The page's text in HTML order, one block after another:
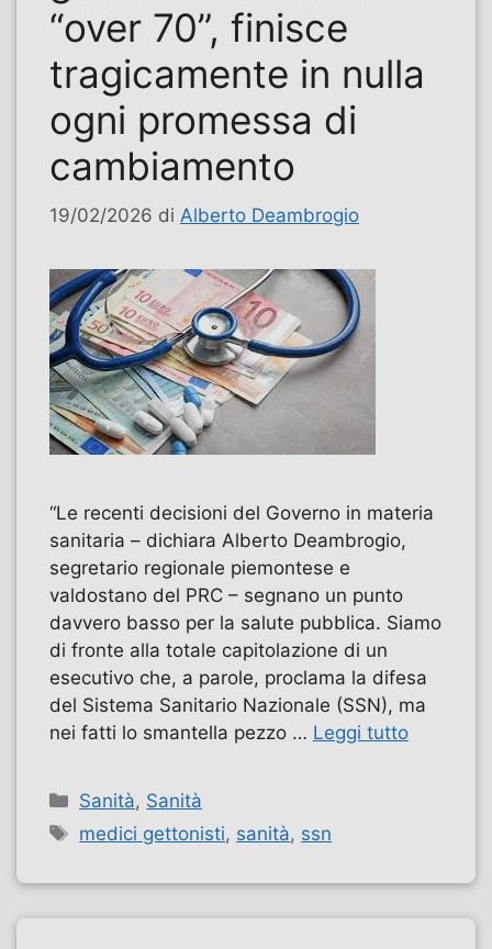
“over 70”, finisce
tragicamente in nulla
ogni promessa di
cambiamento
19/02/2026 di Alberto Deambrogio
“Le recenti decisioni del Governo in materia
sanitaria – dichiara Alberto Deambrogio,
segretario regionale piemontese e
valdostano del PRC – segnano un punto
davvero basso per la salute pubblica. Siamo
di fronte alla totale capitolazione di un
esecutivo che, a parole, proclama la difesa
del Sistema Sanitario Nazionale (SSN), ma
nei fatti lo smantella pezzo … Leggi tutto
Categorie
Sanità, Sanità
Tag
medici gettonisti, sanità, ssn